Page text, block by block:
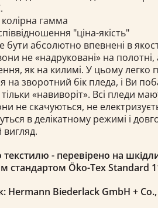
гамма
"ціна-якість"
бути абсолютно впевнені в
не «надруковані» на полотні,
як на килимі. У цьому легко
на зворотний бік пледа, і Ви
«навиворіт». Всі пледи
не скачуються, не
в делікатному режимі і
вигляд.
текстилю - перевірено на
стандартом Öko-Tex Standard
Hermann Biederlack GmbH +